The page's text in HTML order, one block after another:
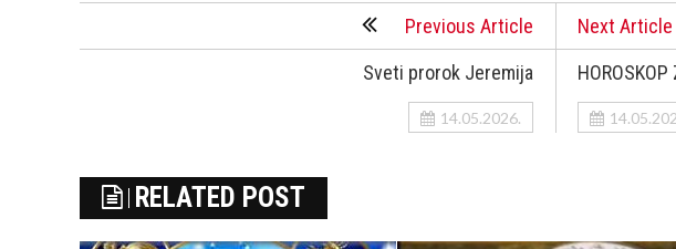
Previous Article
Sveti prorok Jeremija
14.05.2026.
Next Article
RELATED POST